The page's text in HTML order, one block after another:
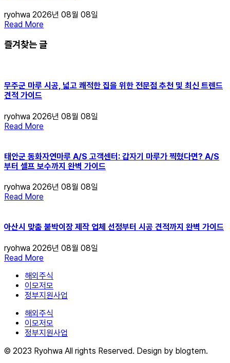
ryohwa 2026년 08월 08일
Read More
즐겨찾는 글
무주군 마루 시공, 넓고 쾌적한 집을 위한 전문점 추천 및 최신 트렌드
견적 가이드
ryohwa 2026년 08월 08일
Read More
태안군 동화자연마루 A/S 고객센터: 갑자기 마루가 찍혔다면? A/S
부터 셀프 보수까지 완벽 가이드
ryohwa 2026년 08월 08일
Read More
아산시 맞춤 붙박이장 제작 업체 선정부터 시공 견적까지 완벽 가이드
ryohwa 2026년 08월 08일
Read More
해외주식
이모저모
정부지원사업
해외주식
이모저모
정부지원사업
© 2023 Ryohwa All rights Reserved. Design by blogtem.